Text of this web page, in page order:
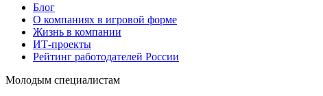
Блог
О компаниях в игровой форме
Жизнь в компании
ИТ-проекты
Рейтинг работодателей России
Молодым специалистам